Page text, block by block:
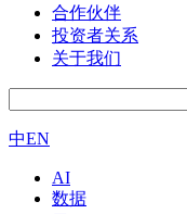
合作伙伴
投资者关系
关于我们
中EN
AI
数据